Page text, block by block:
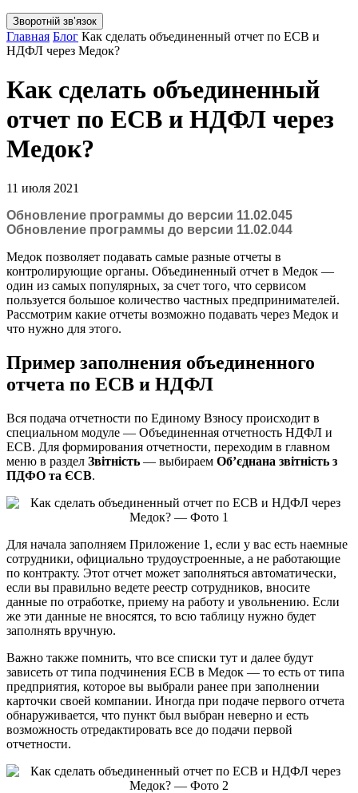
Зворотній звʼязок
Главная Блог Как сделать объединенный отчет по ЕСВ и
НДФЛ через Медок?
Как сделать объединенный
отчет по ЕСВ и НДФЛ через
Медок?
11 июля 2021
Обновление программы до версии 11.02.045
Обновление программы до версии 11.02.044
Медок позволяет подавать самые разные отчеты в
контролирующие органы. Объединенный отчет в Медок —
один из самых популярных, за счет того, что сервисом
пользуется большое количество частных предпринимателей.
Рассмотрим какие отчеты возможно подавать через Медок и
что нужно для этого.
Пример заполнения объединенного
отчета по ЕСВ и НДФЛ
Вся подача отчетности по Единому Взносу происходит в
специальном модуле — Объединенная отчетность НДФЛ и
ЕСВ. Для формирования отчетности, переходим в главном
меню в раздел Звітність — выбираем Об’єднана звітність з
ПДФО та ЄСВ.
Для начала заполняем Приложение 1, если у вас есть наемные
сотрудники, официально трудоустроенные, а не работающие
по контракту. Этот отчет может заполняться автоматически,
если вы правильно ведете реестр сотрудников, вносите
данные по отработке, приему на работу и увольнению. Если
же эти данные не вносятся, то всю таблицу нужно будет
заполнять вручную.
Важно также помнить, что все списки тут и далее будут
зависеть от типа подчинения ЕСВ в Медок — то есть от типа
предприятия, которое вы выбрали ранее при заполнении
карточки своей компании. Иногда при подаче первого отчета
обнаруживается, что пункт был выбран неверно и есть
возможность отредактировать все до подачи первой
отчетности.